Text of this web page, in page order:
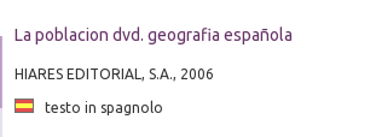
La poblacion dvd. geografia española
HIARES EDITORIAL, S.A., 2006
testo in spagnolo